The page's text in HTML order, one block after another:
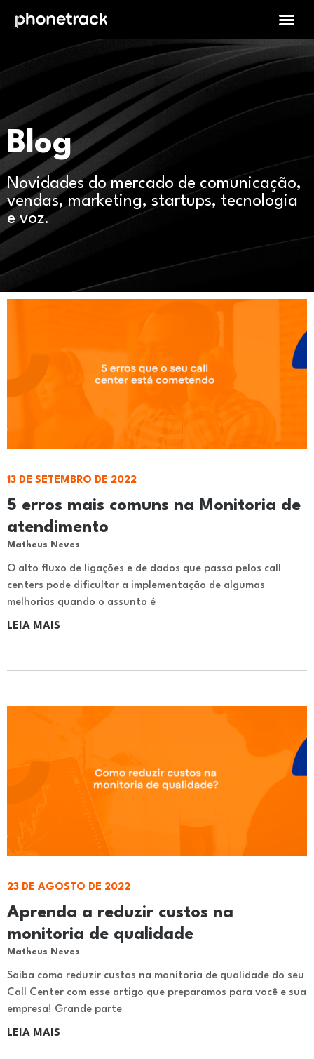
Blog
Novidades do mercado de comunicação,
vendas, marketing, startups, tecnologia
e voz.
5 erros mais comuns na Monitoria de
atendimento
Matheus Neves
13 DE SETEMBRO DE 2022
O alto fluxo de ligações e de dados que passa pelos call
centers pode dificultar a implementação de algumas
melhorias quando o assunto é
LEIA MAIS
Aprenda a reduzir custos na
monitoria de qualidade
Matheus Neves
23 DE AGOSTO DE 2022
Saiba como reduzir custos na monitoria de qualidade do seu
Call Center com esse artigo que preparamos para você e sua
empresa! Grande parte
LEIA MAIS